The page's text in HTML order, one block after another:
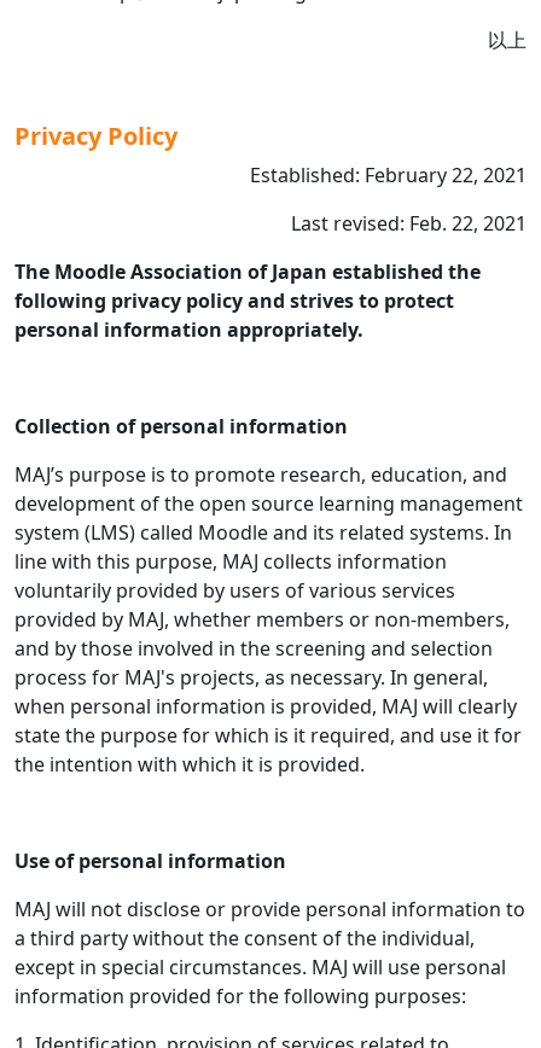
以上
Privacy Policy
Established: February 22, 2021
Last revised: Feb. 22, 2021
The Moodle Association of Japan established the
following privacy policy and strives to protect
personal information appropriately.
Collection of personal information
MAJ’s purpose is to promote research, education, and
development of the open source learning management
system (LMS) called Moodle and its related systems. In
line with this purpose, MAJ collects information
voluntarily provided by users of various services
provided by MAJ, whether members or non-members,
and by those involved in the screening and selection
process for MAJ's projects, as necessary. In general,
when personal information is provided, MAJ will clearly
state the purpose for which is it required, and use it for
the intention with which it is provided.
Use of personal information
MAJ will not disclose or provide personal information to
a third party without the consent of the individual,
except in special circumstances. MAJ will use personal
information provided for the following purposes: